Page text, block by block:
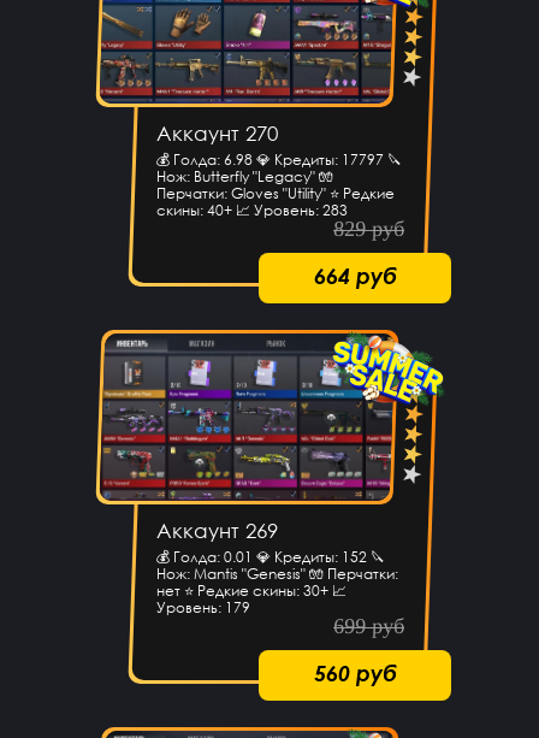
Аккаунт 270
💰 Голда: 6.98 💎 Кредиты: 17797 🔪
Нож: Butterfly "Legacy" 🧤
Перчатки: Gloves "Utility" ⭐️ Редкие
скины: 40+ 📈 Уровень: 283
829 руб
664 руб
Аккаунт 269
💰 Голда: 0.01 💎 Кредиты: 152 🔪
Нож: Mantis "Genesis" 🧤 Перчатки:
нет ⭐️ Редкие скины: 30+ 📈
Уровень: 179
699 руб
560 руб